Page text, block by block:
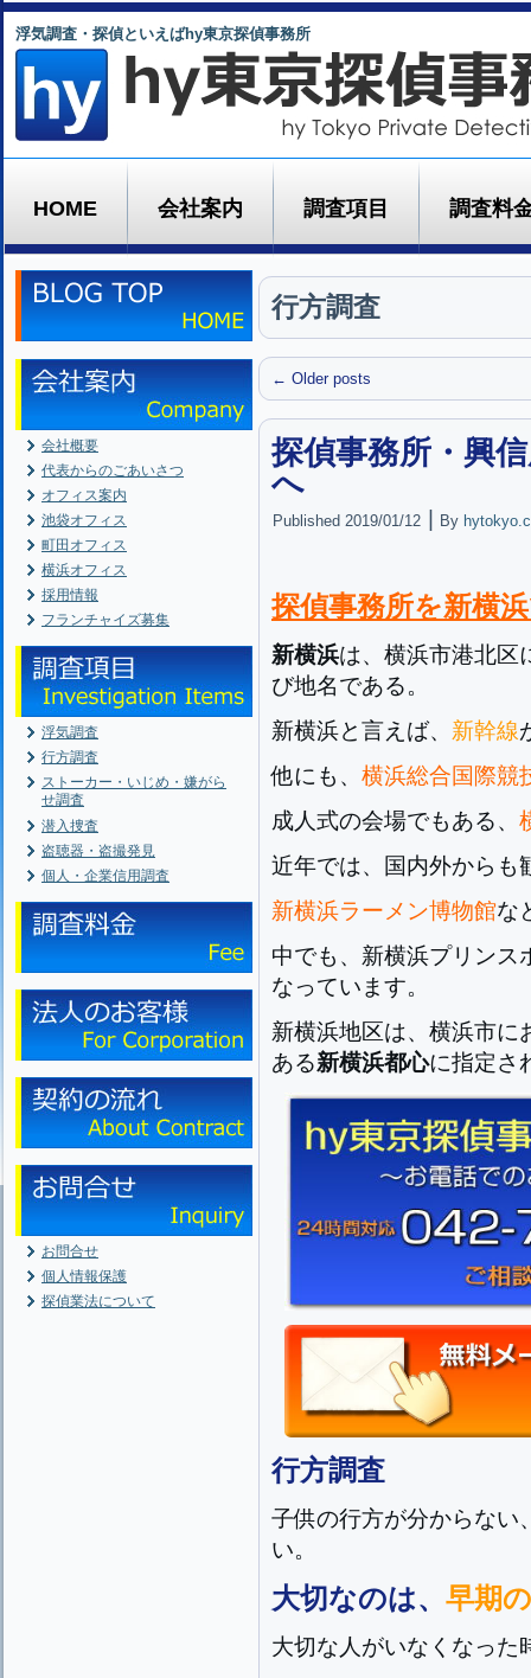
浮気調査・探偵といえばhy東京探偵事務所
HOME 会社案内 調査項目 調査料
会社概要
代表からのごあいさつ
オフィス案内
池袋オフィス
町田オフィス
横浜オフィス
採用情報
フランチャイズ募集
浮気調査
行方調査
ストーカー・いじめ・嫌がら
せ調査
潜入捜査
盗聴器・盗撮発見
個人・企業信用調査
お問合せ
個人情報保護
探偵業法について
行方調査
← Older posts
探偵事務所・興
へ
Published 2019/01/12 By
探偵事務所を新横
新横浜は、横浜市港北区
び地名である。
新横浜と言えば、 新幹線
他にも、 横浜総合国際競
成人式の会場でもある、
近年では、国内外からも
新横浜ラーメン博物館な
中でも、新横浜プリンス
なっています。
新横浜地区は、横浜市に
ある新横浜都心に指定さ
行方調査
子供の行方が分からない
い。
大切なのは、 早期
大切な人がいなくなった